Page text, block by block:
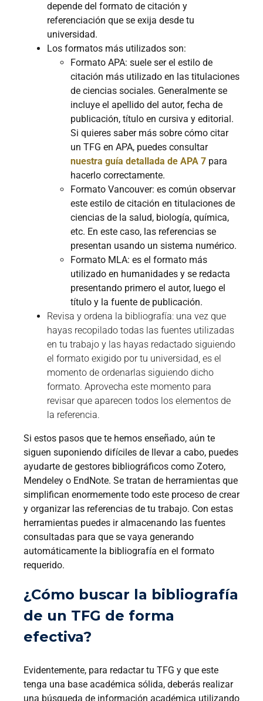
depende del formato de citación y
referenciación que se exija desde tu
universidad.
Los formatos más utilizados son:
Formato APA: suele ser el estilo de
citación más utilizado en las titulaciones
de ciencias sociales. Generalmente se
incluye el apellido del autor, fecha de
publicación, título en cursiva y editorial.
Si quieres saber más sobre cómo citar
un TFG en APA, puedes consultar
nuestra guía detallada de APA 7 para
hacerlo correctamente.
Formato Vancouver: es común observar
este estilo de citación en titulaciones de
ciencias de la salud, biología, química,
etc. En este caso, las referencias se
presentan usando un sistema numérico.
Formato MLA: es el formato más
utilizado en humanidades y se redacta
presentando primero el autor, luego el
título y la fuente de publicación.
Revisa y ordena la bibliografía: una vez que
hayas recopilado todas las fuentes utilizadas
en tu trabajo y las hayas redactado siguiendo
el formato exigido por tu universidad, es el
momento de ordenarlas siguiendo dicho
formato. Aprovecha este momento para
revisar que aparecen todos los elementos de
la referencia.
Si estos pasos que te hemos enseñado, aún te
siguen suponiendo difíciles de llevar a cabo, puedes
ayudarte de gestores bibliográficos como Zotero,
Mendeley o EndNote. Se tratan de herramientas que
simplifican enormemente todo este proceso de crear
y organizar las referencias de tu trabajo. Con estas
herramientas puedes ir almacenando las fuentes
consultadas para que se vaya generando
automáticamente la bibliografía en el formato
requerido.
¿Cómo buscar la bibliografía
de un TFG de forma
efectiva?
Evidentemente, para redactar tu TFG y que este
tenga una base académica sólida, deberás realizar
una búsqueda de información académica utilizando